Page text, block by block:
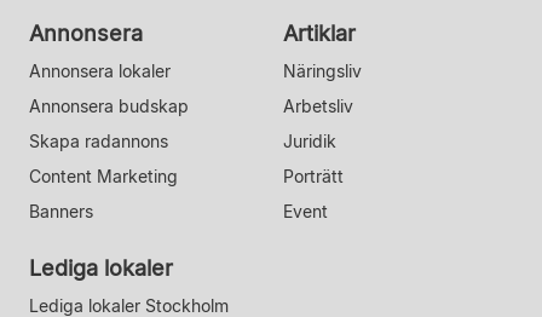
Annonsera
Annonsera lokaler
Annonsera budskap
Skapa radannons
Content Marketing
Banners
Artiklar
Näringsliv
Arbetsliv
Juridik
Porträtt
Event
Lediga lokaler
Lediga lokaler Stockholm